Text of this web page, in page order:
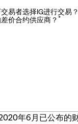
易者选择IG进行交易
价合约供应商？*
年6月已公布的财